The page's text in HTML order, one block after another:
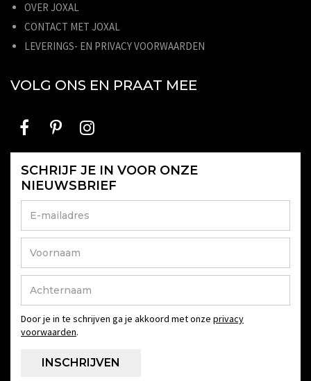
OVER JOXAL
CONTACT MET JOXAL
LEVERINGS- EN PRIVACY VOORWAARDEN
VOLG ONS EN PRAAT MEE
SCHRIJF JE IN VOOR ONZE
NIEUWSBRIEF
Door je in te schrijven ga je akkoord met onze privacy
voorwaarden.